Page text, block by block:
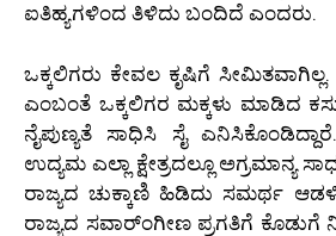
ಐತಿಹ್ಯಗಳಿಂದ ತಿಳಿದು ಬಂದಿದೆ ಎಂದರು.
ಒಕ್ಕಲಿಗರು ಕೇವಲ ಕೃಷಿಗೆ
ಎಂಬಂತೆ ಒಕ್ಕಲಿಗರ ಮಕ್ಕಳು ಮಾಡಿದ
ನೈಪುಣ್ಯತೆ ಸಾಧಿಸಿ ಸೈ
ಉದ್ಯಮ ಎಲ್ಲಾ ಕ್ಷೇತ್ರದಲ್ಲೂ ಅಗ್ರಮಾನ್ಯ
ರಾಜ್ಯದ ಚುಕ್ಕಾಣಿ ಹಿಡಿದು ಸಮರ್ಥ
ರಾಜ್ಯದ ಸವಾರ್ಂಗೀಣ ಪ್ರಗತಿಗೆ ಕೊಡುಗೆ